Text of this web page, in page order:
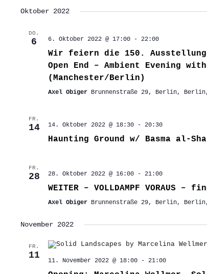
Oktober 2022
DO.
6 6. Oktober 2022 @ 17:00- 22:00
Wir feiern die 150.
Open End – Ambient Evening with
(Manchester/Berlin)
Axel Obiger Brunnenstraße 29, Berlin,
FR.
14 14. Oktober 2022 @ 18:30- 20:30
Haunting Ground w/ Basma al-
FR.
28 28. Oktober 2022 @ 16:00- 21:00
WEITER – VOLLDAMPF VORAUS –
Axel Obiger Brunnenstraße 29, Berlin,
November 2022
FR.
11
11. November 2022 @ 18:00- 21:00